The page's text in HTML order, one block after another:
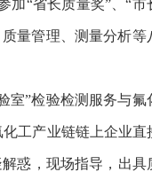
加“省长质量奖”、“市
量管理、测量分析等
”检验检测服务与氟
工产业链链上企业直
惑，现场指导，出具